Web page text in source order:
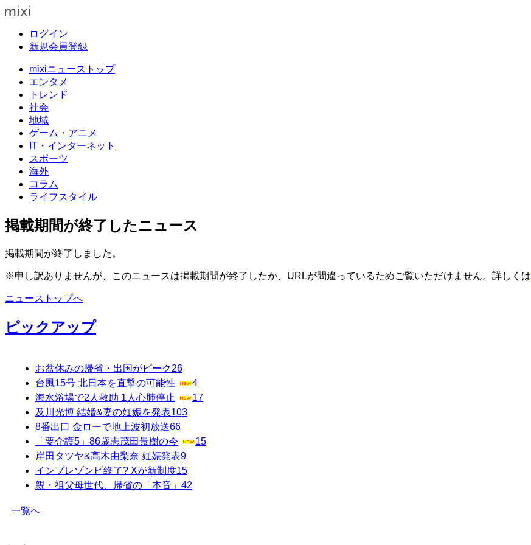
ログイン
新規会員登録
mixiニューストップ
エンタメ
トレンド
社会
地域
ゲーム・アニメ
IT・インターネット
スポーツ
海外
コラム
ライフスタイル
掲載期間が終了したニュース
掲載期間が終了しました。
※申し訳ありませんが、このニュースは掲載期間が終了したか、URLが間違っているためご覧いただけません。詳しくは
ニューストップへ
ピックアップ
お盆休みの帰省・出国がピーク26
台風15号 北日本を直撃の可能性
4
海水浴場で2人救助 1人心肺停止
17
及川光博 結婚&妻の妊娠を発表103
8番出口 金ローで地上波初放送66
「要介護5」86歳志茂田景樹の今
15
岸田タツヤ&高木由梨奈 妊娠発表9
インプレゾンビ終了? Xが新制度15
親・祖父母世代、帰省の「本音」 42
一覧へ